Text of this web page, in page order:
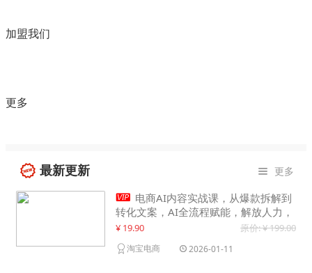
加盟我们
更多
最新更新  更多
 电商AI内容实战课，从爆款拆解到
转化文案，AI全流程赋能，解放人力，
单月节省内容成本数万元
¥ 19.90 原价: ¥ 199.00
淘宝电商 2026-01-11